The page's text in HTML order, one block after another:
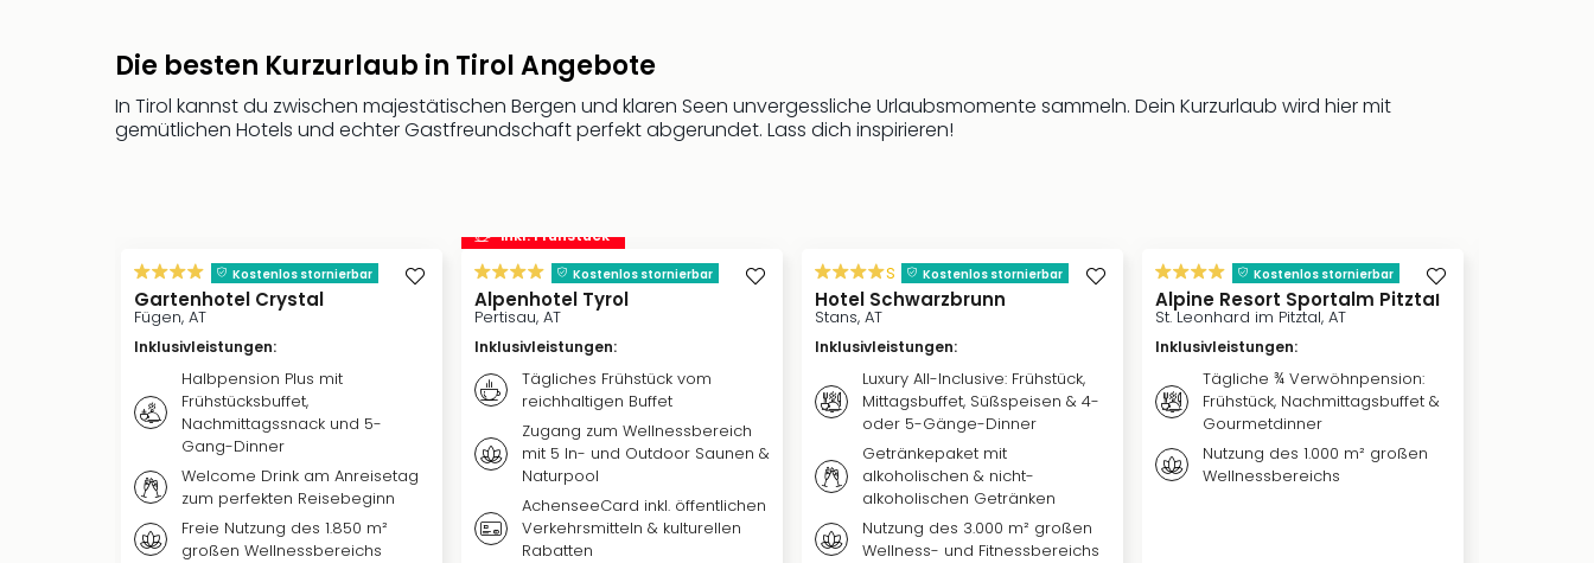
Die besten Kurzurlaub in Tirol Angebote
In Tirol kannst du zwischen majestätischen Bergen und klaren Seen unvergessliche Urlaubsmomente sammeln. Dein Kurzurlaub wird hier mit
gemütlichen Hotels und echter Gastfreundschaft perfekt abgerundet. Lass dich inspirieren!
Kostenlos stornierbar
Gartenhotel Crystal
Fügen, AT
Inklusivleistungen:
Halbpension Plus mit
Frühstücksbuffet,
Nachmittagssnack und 5-
Gang-Dinner
Welcome Drink am Anreisetag
zum perfekten Reisebeginn
Freie Nutzung des 1.850 m²
großen Wellnessbereichs
inkl. Frühstück
Kostenlos stornierbar
Alpenhotel Tyrol
Pertisau, AT
Inklusivleistungen:
Tägliches Frühstück vom
reichhaltigen Buffet
Zugang zum Wellnessbereich
mit 5 In- und Outdoor Saunen &
Naturpool
AchenseeCard inkl. öffentlichen
Verkehrsmitteln & kulturellen
Rabatten
s Kostenlos stornierbar
Hotel Schwarzbrunn
Stans, AT
Inklusivleistungen:
Luxury All-Inclusive: Frühstück,
Mittagsbuffet, Süßspeisen & 4-
oder 5-Gänge-Dinner
Getränkepaket mit
alkoholischen & nicht-
alkoholischen Getränken
Nutzung des 3.000 m² großen
Wellness- und Fitnessbereichs
Kostenlos stornierbar
Alpine Resort Sportalm Pitztal
St. Leonhard im Pitztal, AT
Inklusivleistungen:
Tägliche ¾ Verwöhnpension:
Frühstück, Nachmittagsbuffet &
Gourmetdinner
Nutzung des 1.000 m² großen
Wellnessbereichs